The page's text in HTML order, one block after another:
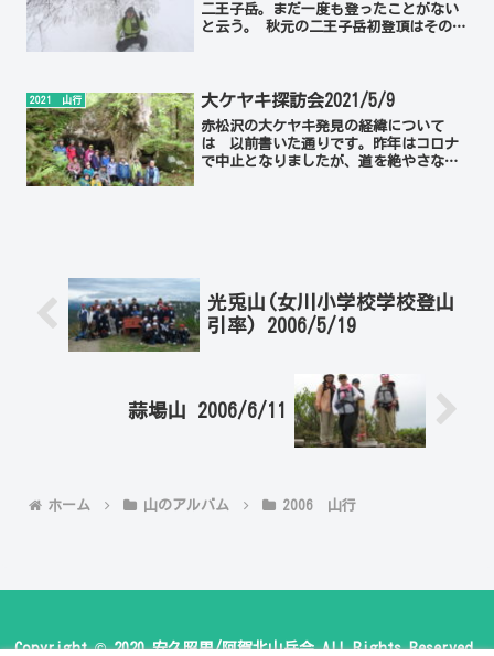
二王子岳。まだ一度も登ったことがない
と云う。 秋元の二王子岳初登頂はその後
2021 山行 大ケヤキ探訪会2021/5/9
赤松沢の大ケヤキ発見の経緯について
は 以前書いた通りです。昨年はコロナ
で中止となりましたが、道を絶やさない
光兎山(女川小学校学校登山
引率) 2006/5/19
蒜場山 2006/6/11
ホーム 山のアルバム 2006 山行
Copyright © 2020 安久昭男/阿賀北山岳会 All Rights Reserved.